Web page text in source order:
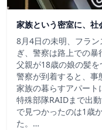
家族という密室に、
8月4日の未明、フラ
ぎ、警察は路上での
父親が18歳の娘の髪
警察が到着すると、事
家族の暮らすアパート
特殊部隊RAIDまで出
で見つかったのは1歳
た。…